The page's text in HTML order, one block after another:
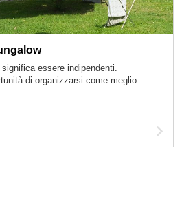
essere indipendenti.
di organizzarsi come meglio